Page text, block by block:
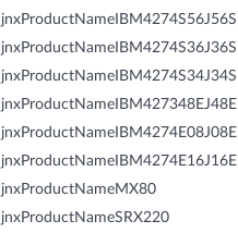
jnxProductNameIBM4274S56J56S
jnxProductNameIBM4274S36J36S
jnxProductNameIBM4274S34J34S
jnxProductNameIBM427348EJ48E
jnxProductNameIBM4274E08J08E
jnxProductNameIBM4274E16J16E
jnxProductNameMX80
jnxProductNameSRX220